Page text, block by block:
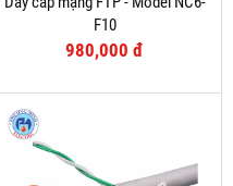
F10
980,000 đ